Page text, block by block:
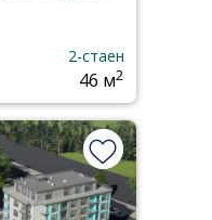
2-стаен
46 м2